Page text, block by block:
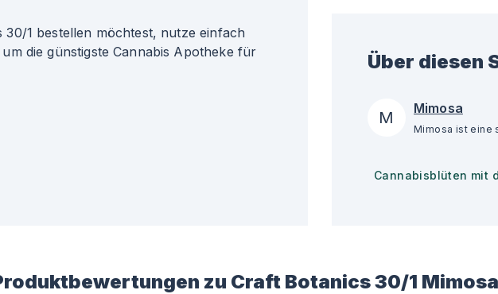
30/1 bestellen möchtest, nutze einfach
die günstigste Cannabis Apotheke für
Über diesen
M Mimosa
Cannabisblüten mit
zu Craft Botanics 30/1 Mimosa